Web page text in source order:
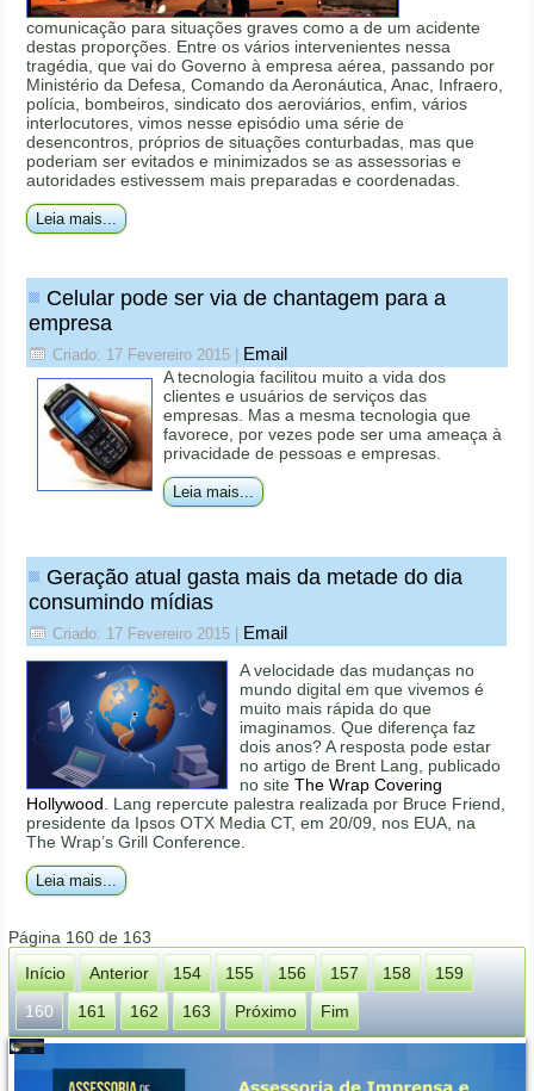
comunicação para situações graves como a de um acidente
destas proporções. Entre os vários intervenientes nessa
tragédia, que vai do Governo à empresa aérea, passando por
Ministério da Defesa, Comando da Aeronáutica, Anac, Infraero,
polícia, bombeiros, sindicato dos aeroviários, enfim, vários
interlocutores, vimos nesse episódio uma série de
desencontros, próprios de situações conturbadas, mas que
poderiam ser evitados e minimizados se as assessorias e
autoridades estivessem mais preparadas e coordenadas.
Leia mais...
Celular pode ser via de chantagem para a
empresa
Criado: 17 Fevereiro 2015 Email
A tecnologia facilitou muito a vida dos
clientes e usuários de serviços das
empresas. Mas a mesma tecnologia que
favorece, por vezes pode ser uma ameaça à
privacidade de pessoas e empresas.
Leia mais...
Geração atual gasta mais da metade do dia
consumindo mídias
Criado: 17 Fevereiro 2015 Email
A velocidade das mudanças no
mundo digital em que vivemos é
muito mais rápida do que
imaginamos. Que diferença faz
dois anos? A resposta pode estar
no artigo de Brent Lang, publicado
no siteThe Wrap Covering
Hollywood. Lang repercute palestra realizada por Bruce Friend,
presidente da Ipsos OTX Media CT, em 20/09, nos EUA, na
The Wrap’s Grill Conference.
Leia mais...
Página 160 de 163
Início
Anterior 154 155 156 157 158
159
160
161 162 163 Próximo Fim